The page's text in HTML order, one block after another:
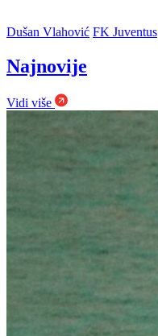
Dušan Vlahović FK Juventus
Najnovije
Vidi više